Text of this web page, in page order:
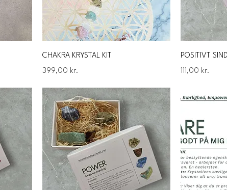
CHAKRA KRYSTAL KIT
Pris
399,00 kr.
POSITIVT
Pris
111,00 kr.